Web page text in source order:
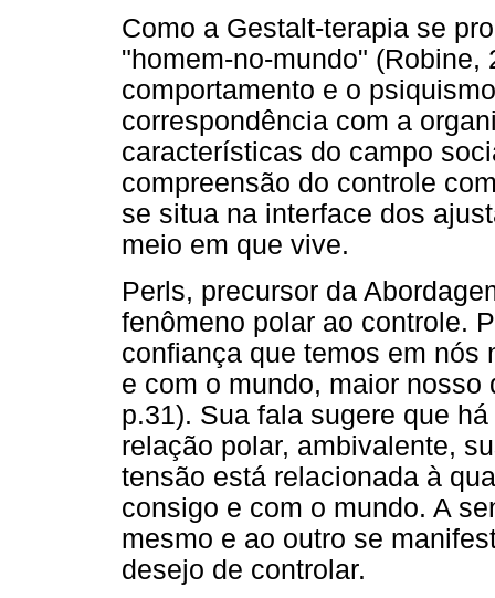
Como a Gestalt-terapia se
"homem-no-mundo" (Robine,
comportamento e o
correspondência com a
características do campo
compreensão do controle
se situa na interface dos
meio em que vive.
Perls, precursor da
fenômeno polar ao controle.
confiança que temos em nós
e com o mundo, maior
p.31). Sua fala sugere que
relação polar, ambivalente,
tensão está relacionada à
consigo e com o mundo. A
mesmo e ao outro se
desejo de controlar.